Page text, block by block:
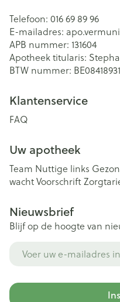
Telefoon: 016 69 89 96
E-mailadres:
APB nummer: 131604
Apotheek titularis:
BTW nummer:
Klantenservice
FAQ
Uw apotheek
Team Nuttige links
wachtVoorschrift
Nieuwsbrief
Blijf op de hoogte van